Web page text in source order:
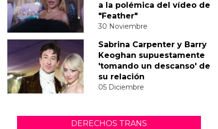
a la polémica del vídeo de
"Feather"
30 Noviembre
Sabrina Carpenter y Barry
Keoghan supuestamente
'tomando un descanso' de
su relación
05 Diciembre
DERECHOS TRANS